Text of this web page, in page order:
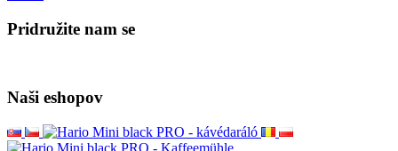
Pridružite nam se
Naši eshopov